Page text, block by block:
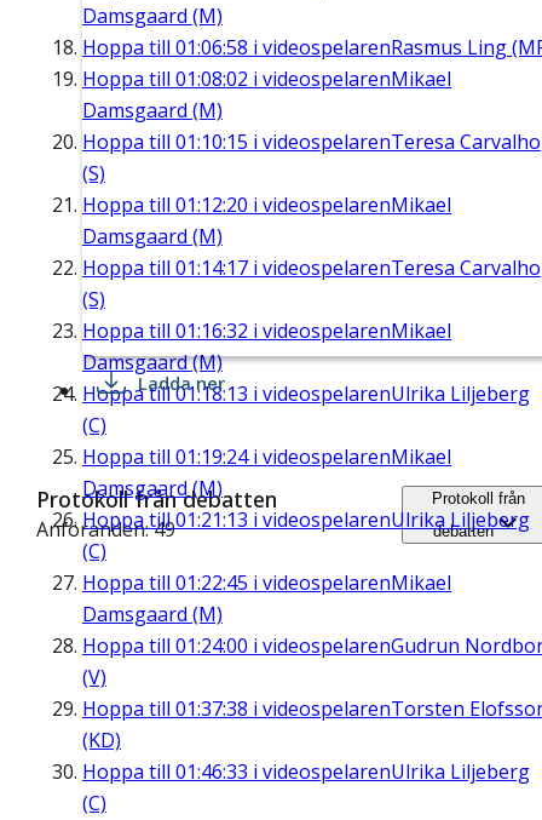
Damsgaard (M)
Hoppa till 01:06:58 i videospelarenRasmus Ling
Hoppa till 01:08:02 i videospelarenMikael
Damsgaard (M)
Hoppa till 01:10:15 i videospelarenTeresa Carvalho
(S)
Hoppa till 01:12:20 i videospelarenMikael
Damsgaard (M)
Hoppa till 01:14:17 i videospelarenTeresa Carvalho
(S)
Hoppa till 01:16:32 i videospelarenMikael
Damsgaard (M)
Hoppa till01:18:13 i videospelarenUlrika Liljeberg
(C)
Hoppa till 01:19:24i videospelarenMikael
Damsgaard (M)
Hoppa till01:21:13 i videospelarenUlrika Liljeberg
(C)
Hoppa till 01:22:45 i videospelarenMikael
Damsgaard (M)
Hoppa till 01:24:00 i videospelarenGudrun
(V)
Hoppa till 01:37:38 i videospelarenTorsten
(KD)
Hoppa till 01:46:33 i videospelarenUlrika Liljeberg
(C)
Ladda ner
Protokoll från debatten
Anföranden: 49
Protokoll från
debatten